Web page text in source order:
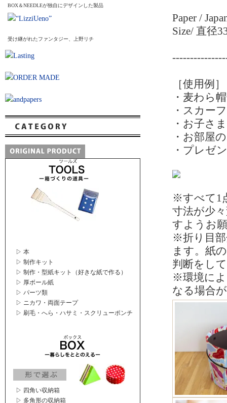
BOX＆NEEDLEが独自にデザインした製品
受け継がれたファンタジー、上野リチ
▷ 本
▷ 制作キット
▷ 制作・型紙キット（好きな紙で作る）
▷ 厚ボール紙
▷ パーツ類
▷ ニカワ・両面テープ
▷ 刷毛・へら・ハサミ・スクリューポンチ
▷ 四角い収納箱
▷ 多角形の収納箱
Paper /
Size/ 直径
［使用例］
・麦わら
・スカー
・お子さ
・お部屋
・プレゼ
※すべて1
寸法が少
すようお
※折り目
ます。紙
判断をし
※環境によ
なる場合